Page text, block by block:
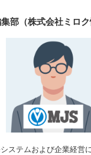
部（株式会社ミロク
ステムおよび企業経営